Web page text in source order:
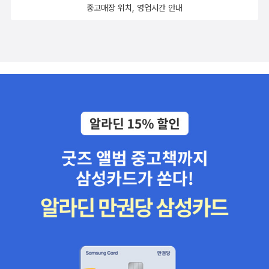
들을 수 있다. 방송 듣고 나면 속쓰림과 울렁증과 울화가 치미는 부작
는 이야기가 있는가 하면 너무 빤해서 흘려 듣게 되는 방송도 있다. 그
행도 별로야, 목소리도 ...;;;;;무엇보다 형성평가는 너무 유치해서 그
자리에 차라리 광고가 들어가는 게 낫지 싶다. 난 그 평가 반댈세! htt
p://www.podbbang.com/ch/6348 아, 대한민국은 앞뒤 중간에 나
오는 노래가 좋아서 더 관심이 갔다. 노래 제목도 '아 대한민국'이다.
가사가 어찌나 찌르르 하던지... 정태춘의 목소리에 처절함과 처연함
이 함께 깃들어 있다.우린 여기 함께 살고 있지 않나 사랑과 순결이 넘
쳐 흐르는 이 땅 새악시 하나 얻지 못해 농약을 마시는 참담한 농촌의
창녀들과 함께 우린 모두 행복하게 살고 있지 않나 우린 모두 행복하
게 살고 있지 않나 아, 우리의 땅 아, 우리의 나라... 우린 여기 함께 살
고 ‘소내’를 철학적 화두로 부각시켰다. 그리고 (영화배우가 아니라)
아홉 가지 갈래들>(문학과지성사, 1997) 등이 당시에 나온 책이다.
관심분야는 아니었지만 이런 주제의 책들이 나온다는 게 인상적이었
던 기억이 있다. 그 끝이 <입 닥치고 춤이나 춰>(한나래, 1998)였
다(이 책은 제목의 끌림 때문에 구입했었다). 이제 보니 <날아라 밴드
뛰어라 인디>(해냄, 2000) 같은 공저도 냈다. 이후엔 한국 대중음
악의 역사를 살핀 <한국 팝의 고고학 1960>(한길앝, 2005), <한국
팝의 고고학 1970>(한길아트, 2005)도 이용우, 최지선과 함께 공저
으로 출판 쪽의 '록 스피릿'은 이들과 함께 분출했고 흘러갔다. 신현
는 전쟁들의 시작은 아주 사소한 것에서 시작된 것들이다. 예를 들어
일컬어 어처구니 없는 전쟁이었다고 말한다. 한방의 총소리가 세계를
흔드는 시작임을 아무도 알지 못했던 것이다. 그러나 이미 불이 지필
수 있었다. 2차 대전은 어떤가! 1차세계대전의 산업화의 새로운 변혁
으로 인한 모순이라면, 2차대전은 몇 사람의 비겁한 행동과 어리석은
중고매장 위치, 영업시간 안내